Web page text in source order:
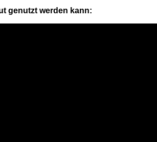
genutzt werden kann: